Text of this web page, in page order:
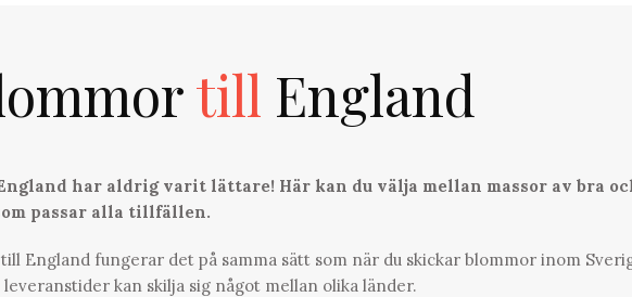
till England
har aldrig varit lättare! Här kan du välja mellan massor av bra
passar alla tillfällen.
England fungerar det på samma sätt som när du skickar blommor inom
kan skilja sig något mellan olika länder.